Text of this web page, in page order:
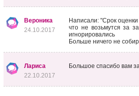
Вероника
24.10.2017
Написали: "Срок
что не возьмутся за
игнорировались
Больше ничего не
Лариса
22.10.2017
Большое спасибо вам